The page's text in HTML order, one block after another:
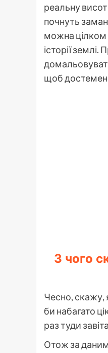
реальну
почнуть
можна цілком
історії
щоб
З чого
Чесно, скажу,
би набагато
раз туди
Отож за